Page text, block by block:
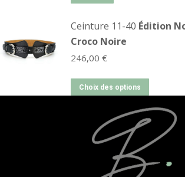
Ceinture 11-40 Édition
Croco Noire
246,00 €
Choix des options